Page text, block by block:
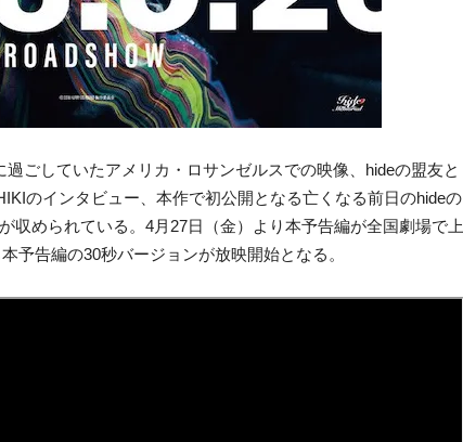
ごしていたアメリカ・ロサンゼルスでの映像、hideの盟友と
のインタビュー、本作で初公開となる亡くなる前日のhideの
収められている。4月27日（金）より本予告編が全国劇場で上
予告編の30秒バージョンが放映開始となる。